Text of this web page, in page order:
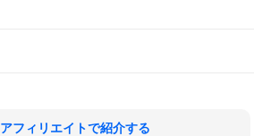
アフィリエイトで紹介する